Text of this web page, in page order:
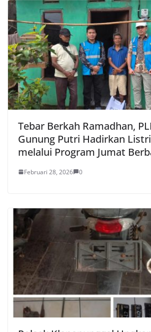
Tebar Berkah Ramadhan,
Gunung Putri Hadirkan
melalui Program Jumat
Februari 28, 2026 0